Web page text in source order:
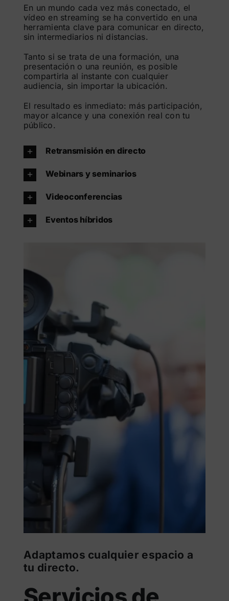
En un mundo cada vez más conectado, el
vídeo en streaming se ha convertido en una
herramienta clave para comunicar en directo,
sin intermediarios ni distancias.
Tanto si se trata de una formación, una
presentación o una reunión, es posible
compartirla al instante con cualquier
audiencia, sin importar la ubicación.
El resultado es inmediato: más participación,
mayor alcance y una conexión real con tu
público.
Retransmisión en directo
Webinars y seminarios
Videoconferencias
Eventos híbridos
Adaptamos cualquier espacio a
tu directo.